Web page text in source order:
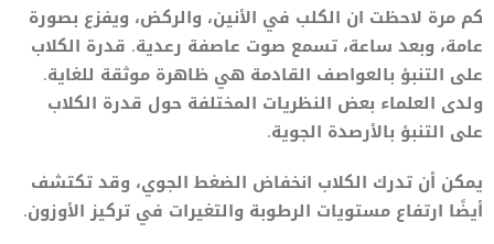
كم مرة لاحظت ان الكلب في الأنين، والركض، ويفزع بصورة
عامة، وبعد ساعة، تسمع صوت عاصفة رعدية. قدرة الكلاب
على التنبؤ بالعواصف القادمة هي ظاهرة موثقة للغاية.
ولدى العلماء بعض النظريات المختلفة حول قدرة الكلاب
على التنبؤ بالأرصدة الجوية.
يمكن أن تدرك الكلاب انخفاض الضغط الجوي، وقد تكتشف
أيضًا ارتفاع مستويات الرطوبة والتغيرات في تركيز الأوزون.